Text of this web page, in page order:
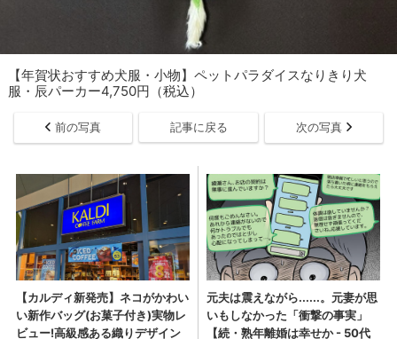
【年賀状おすすめ犬服・小物】ペットパラダイスなりきり犬
服・辰パーカー4,750円（税込）
前の写真 記事に戻る 次の写真